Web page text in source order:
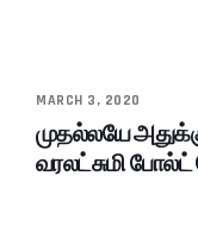
MARCH 3, 2020
முதல்லயே
வரலட்சுமி போல்ட்